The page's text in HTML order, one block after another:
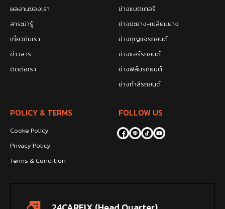
ผลงานของเรา
สาระน่ารู้
เกี่ยวกับเรา
ข่าวสาร
ติดต่อเรา
ช่างแบตเตอรี่
ช่างปะยาง-เปลี่ยนยาง
ช่างกุญแจรถยนต์
ช่างแอร์รถยนต์
ช่างฟิล์มรถยนต์
ช่างทำสีรถยนต์
POLICY & TERMS
Cooke Policy
Privacy Policy
Terms & Condition
FOLLOW US